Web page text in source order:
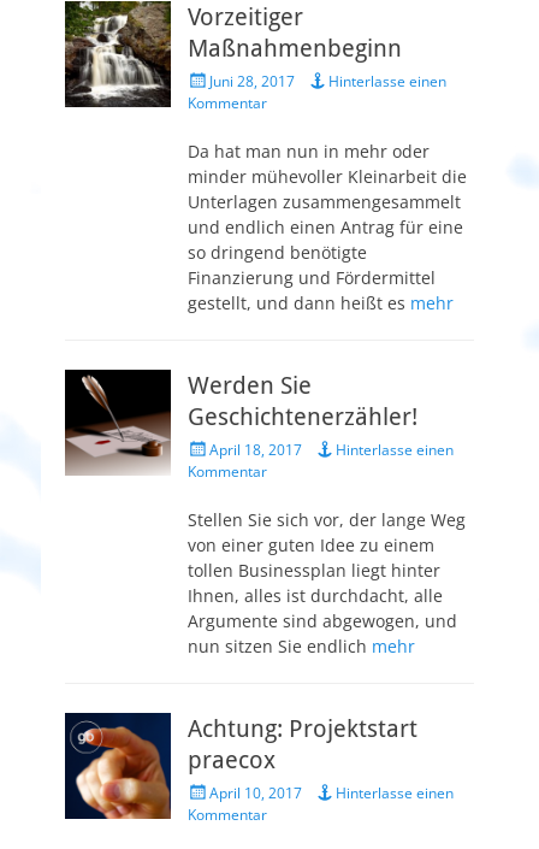
Vorzeitiger
Maßnahmenbeginn
Veröffentlicht
am
Juni 28, 2017
Hinterlasse einen
Kommentar
Da hat man nun in mehr oder
minder mühevoller Kleinarbeit die
Unterlagen zusammengesammelt
und endlich einen Antrag für eine
so dringend benötigte
Finanzierung und Fördermittel
gestellt, und dann heißt es mehr
Werden Sie
Geschichtenerzähler!
Veröffentlicht
am
April 18, 2017
Hinterlasse einen
Kommentar
Stellen Sie sich vor, der lange Weg
von einer guten Idee zu einem
tollen Businessplan liegt hinter
Ihnen, alles ist durchdacht, alle
Argumente sind abgewogen, und
nun sitzen Sie endlich mehr
Achtung: Projektstart
praecox
Veröffentlicht
am
April 10, 2017
Hinterlasse einen
Kommentar